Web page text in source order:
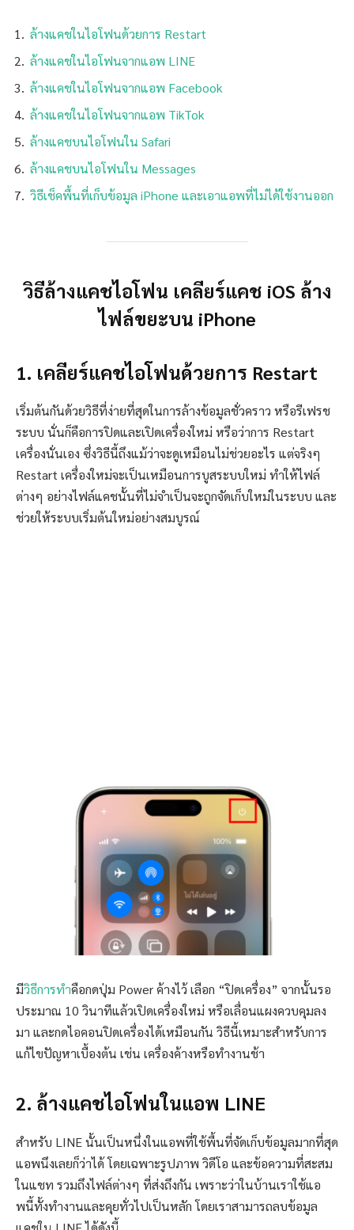
ล้างแคชในไอโฟนด้วยการ Restart
ล้างแคชในไอโฟนจากแอพ LINE
ล้างแคชในไอโฟนจากแอพ Facebook
ล้างแคชในไอโฟนจากแอพ TikTok
ล้างแคชบนไอโฟนใน Safari
ล้างแคชบนไอโฟนใน Messages
วิธีเช็คพื้นที่เก็บข้อมูล iPhone และเอาแอพที่ไม่ได้ใช้งานออก
วิธีล้างแคชไอโฟน เคลียร์แคช iOS ล้าง
ไฟล์ขยะบน iPhone
1. เคลียร์แคชไอโฟนด้วยการ Restart
เริ่มต้นกันด้วยวิธีที่ง่ายที่สุดในการล้างข้อมูลชั่วคราว หรือรีเฟรช
ระบบ นั่นก็คือการปิดและเปิดเครื่องใหม่ หรือว่าการ Restart
เครื่องนั่นเอง ซึ่งวิธีนี้ถึงแม้ว่าจะดูเหมือนไม่ช่วยอะไร แต่จริงๆ
Restart เครื่องใหม่จะเป็นเหมือนการบูสระบบใหม่ ทำให้ไฟล์
ต่างๆ อย่างไฟล์แคชนั้นที่ไม่จำเป็นจะถูกจัดเก็บใหม่ในระบบ และ
ช่วยให้ระบบเริ่มต้นใหม่อย่างสมบูรณ์
มีวิธีการทำคือกดปุ่ม Power ค้างไว้ เลือก “ปิดเครื่อง” จากนั้นรอ
ประมาณ 10 วินาทีแล้วเปิดเครื่องใหม่ หรือเลื่อนแผงควบคุมลง
มา และกดไอคอนปิดเครื่องได้เหมือนกัน วิธีนี้เหมาะสำหรับการ
แก้ไขปัญหาเบื้องต้น เช่น เครื่องค้างหรือทำงานช้า
2. ล้างแคชไอโฟนในแอพ LINE
สำหรับ LINE นั้นเป็นหนึ่งในแอพที่ใช้พื้นที่จัดเก็บข้อมูลมากที่สุด
แอพนึงเลยก็ว่าได้ โดยเฉพาะรูปภาพ วิดีโอ และข้อความที่สะสม
ในแชท รวมถึงไฟล์ต่างๆ ที่ส่งถึงกัน เพราะว่าในบ้านเราใช้แอ
พนี้ทั้งทำงานและคุยทั่วไปเป็นหลัก โดยเราสามารถลบข้อมูล